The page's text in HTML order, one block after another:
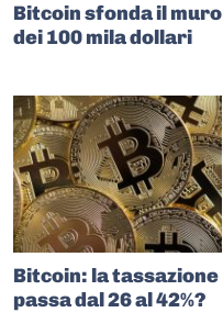
Bitcoin sfonda il muro
dei 100 mila dollari
Bitcoin: la tassazione
passa dal 26 al 42%?